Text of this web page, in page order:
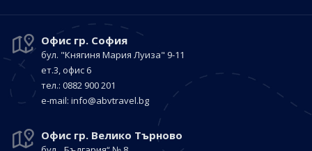
Офис гр. София
бул. "Княгиня Мария Луиза" 9-11
ет.3, офис 6
тел.: 0882 900 201
е-mail: info@abvtravel.bg
Офис гр. Велико Търново